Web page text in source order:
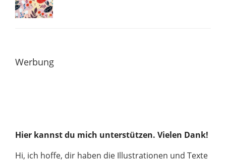
Werbung
Hier kannst du mich unterstützen. Vielen Dank!
Hi, ich hoffe, dir haben die Illustrationen und Texte